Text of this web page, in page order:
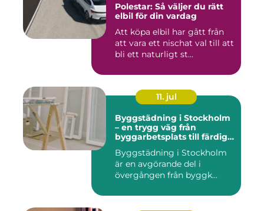
Polestar: Så väljer du rätt
elbil för din vardag
Att köpa elbil har gått från
att vara ett nischat val till att
bli ett naturligt st...
11. jul
Byggstädning i Stockholm
– en trygg väg från
byggarbetsplats till färdig
Byggstädning i Stockholm
är en avgörande del i
övergången från byggk...